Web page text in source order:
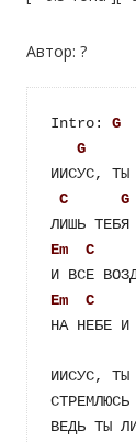
Автор: ?
Intro: G
G
ИИСУС, ТЫ
C
G
Em
C
Em
C
НА НЕБЕ И
ИИСУС, ТЫ
ВЕДЬ ТЫ